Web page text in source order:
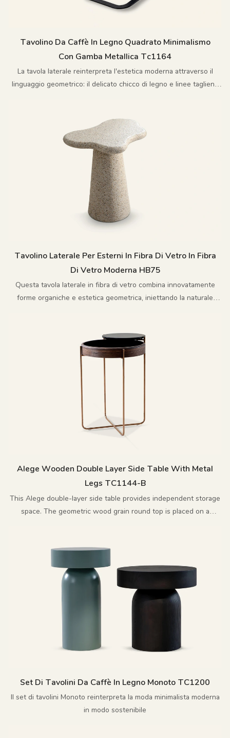
Tavolino Da Caffè In Legno Quadrato Minimalismo
Con Gamba Metallica Tc1164
La tavola laterale reinterpreta l'estetica moderna attraverso il
linguaggio geometrico: il delicato chicco di legno e linee taglienti
Tavolino Laterale Per Esterni In Fibra Di Vetro In Fibra
Di Vetro Moderna HB75
Questa tavola laterale in fibra di vetro combina innovatamente
forme organiche e estetica geometrica, iniettando la naturale
Alege Wooden Double Layer Side Table With Metal
Legs TC1144-B
This Alege double-layer side table provides independent storage
space. The geometric wood grain round top is placed on a
Set Di Tavolini Da Caffè In Legno Monoto TC1200
Il set di tavolini Monoto reinterpreta la moda minimalista moderna
in modo sostenibile